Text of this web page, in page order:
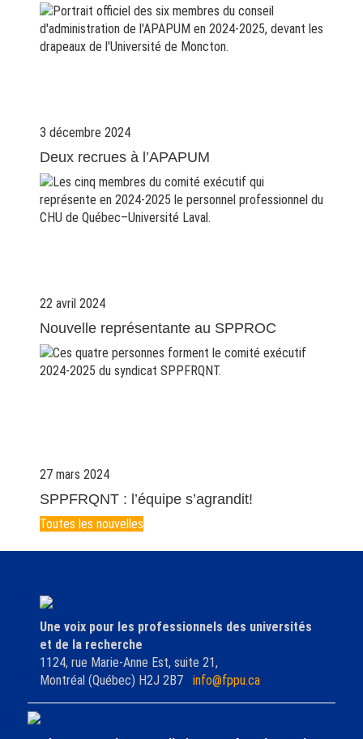
3 décembre 2024
Deux recrues à l’APAPUM
22 avril 2024
Nouvelle représentante au SPPROC
27 mars 2024
SPPFRQNT : l’équipe s’agrandit!
Toutes les nouvelles
Une voix pour les professionnels des universités
et de la recherche
1124, rue Marie-Anne Est, suite 21,
Montréal (Québec) H2J 2B7 info@fppu.ca